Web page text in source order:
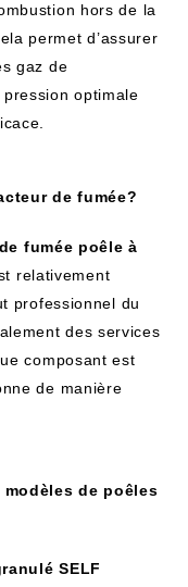
hors de la
permet d’assurer
gaz de
optimale
de fumée?
fumée poêle à
relativement
professionnel du
des services
composant est
de manière
de poêles
SELF